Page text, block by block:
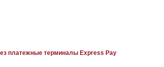
платежные терминалы Express Pay